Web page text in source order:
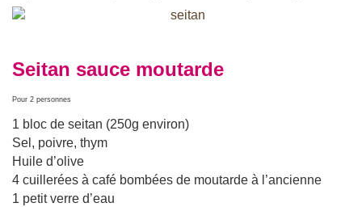
Seitan sauce moutarde
Pour 2 personnes
1 bloc de seitan (250g environ)
Sel, poivre, thym
Huile d’olive
4 cuillerées à café bombées de moutarde à l’ancienne
1 petit verre d’eau